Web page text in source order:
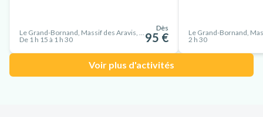
Le Grand-Bornand, Massif des Aravis, France
De 1 h 15 à 1 h 30
Dès
95 € 2 h 30
Voir plus d'activités